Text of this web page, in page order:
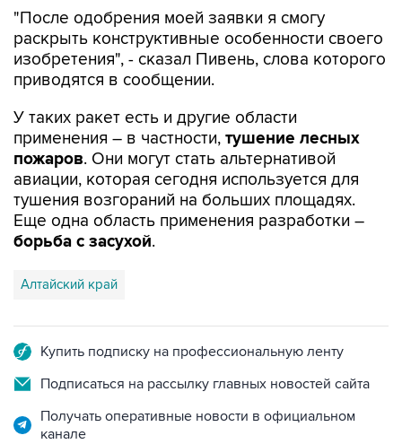
"После одобрения моей заявки я смогу
раскрыть конструктивные особенности своего
изобретения", - сказал Пивень, слова которого
приводятся в сообщении.
У таких ракет есть и другие области
применения – в частности, тушение лесных
пожаров. Они могут стать альтернативой
авиации, которая сегодня используется для
тушения возгораний на больших площадях.
Еще одна область применения разработки –
борьба с засухой.
Алтайский край
Купить подписку на профессиональную ленту
Подписаться на рассылку главных новостей сайта
Получать оперативные новости в официальном
канале